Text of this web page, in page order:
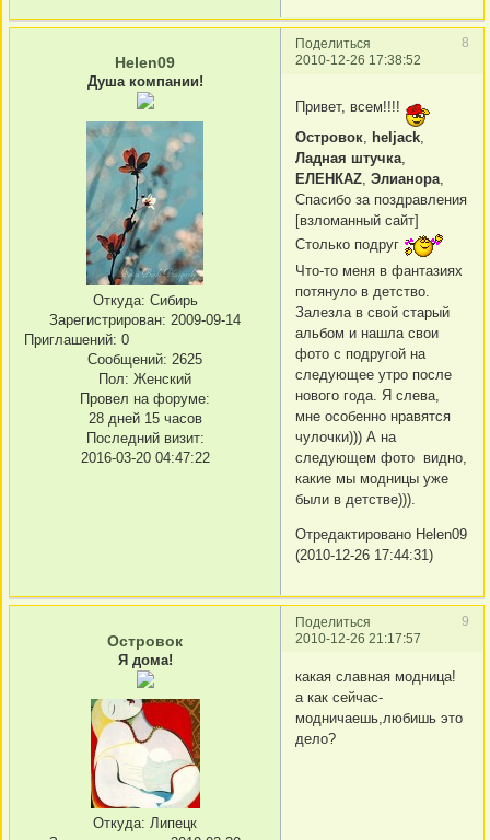
Поделиться
8
2010-12-26 17:38:52
Helen09
Душа компании!
Откуда: Сибирь
Зарегистрирован: 2009-09-14
Приглашений: 0
Сообщений: 2625
Пол: Женский
Провел на форуме:
28 дней 15 часов
Последний визит:
2016-03-20 04:47:22
Привет, всем!!!!
Островок
heljack
Ладная штучка
ЕЛЕНКАZ Элианора
Спасибо за поздравления
[взломанный сайт]
Столько подруг
Что-то меня в фантазиях
потянуло в детство.
Залезла в свой старый
альбом и нашла свои
фото с подругой на
следующее утро после
нового года. Я слева,
мне особенно нравятся
чулочки))) А на
следующем фото видно,
какие мы модницы уже
были в детстве))).
Отредактировано Helen09
(2010-12-26 17:44:31)
Поделиться
9
2010-12-26 21:17:57
Островок
Я дома!
Откуда: Липецк
какая славная модница!
а как сейчас-
модничаешь,любишь это
дело?